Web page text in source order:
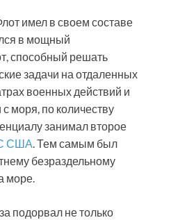
имел в своем составе
в мощный
способный решать
задачи на отдаленных
военных действий и
моря, по количеству
занимал второе
США. Тем самым был
безраздельному
море.
подорвал не только